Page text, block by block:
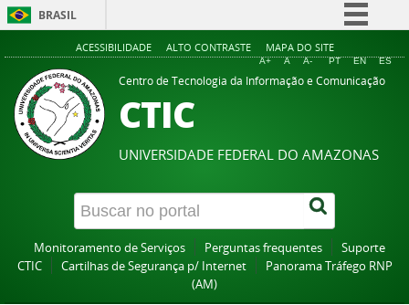
BRASIL
Simplifique!
Comunica BR
Legislação
Canais
ACESSIBILIDADE ALTO CONTRASTE MAPA DO SITE
A+ A A- PT EN ES
Centro de Tecnologia da Informação e Comunicação
CTIC
UNIVERSIDADE FEDERAL DO AMAZONAS
Monitoramento de Serviços Perguntas frequentes
Suporte
CTIC
Cartilhas de Segurança p/ Internet
Panorama Tráfego RNP
(AM)